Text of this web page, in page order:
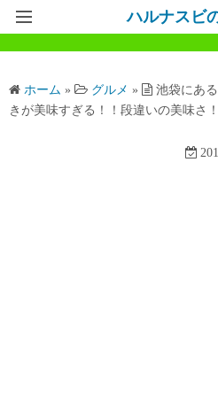
ハルナスビ
記事一覧
ホームページ
ホーム » グルメ »
池袋にあ
きが美味すぎる！！段違いの美味さ！